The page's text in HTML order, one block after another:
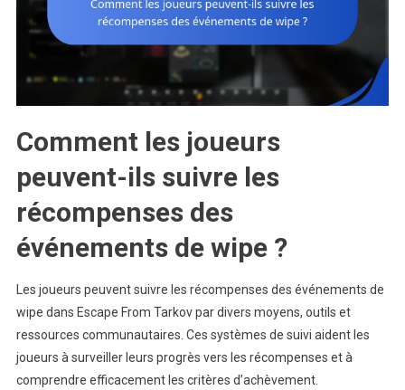
Comment les joueurs
peuvent-ils suivre les
récompenses des
événements de wipe ?
Les joueurs peuvent suivre les récompenses des événements de
wipe dans Escape From Tarkov par divers moyens, outils et
ressources communautaires. Ces systèmes de suivi aident les
joueurs à surveiller leurs progrès vers les récompenses et à
comprendre efficacement les critères d’achèvement.